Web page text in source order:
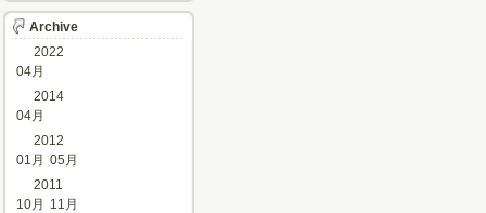
Archive
2022
04月
2014
04月
2012
01月 05月
2011
10月
11月